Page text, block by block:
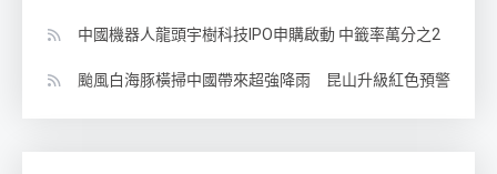
中國機器人龍頭宇樹科技IPO申購啟動 中籤率萬分之2
颱風白海豚橫掃中國帶來超強降雨 昆山升級紅色預警